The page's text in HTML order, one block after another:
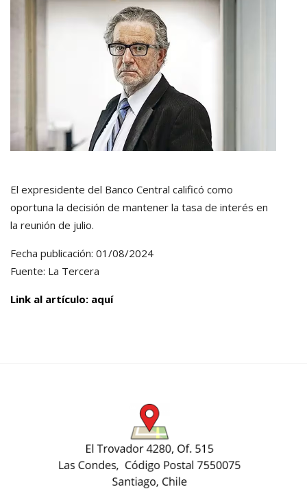
El expresidente del Banco Central calificó como
oportuna la decisión de mantener la tasa de interés en
la reunión de julio.
Fecha publicación: 01/08/2024
Fuente: La Tercera
Link al artículo: aquí